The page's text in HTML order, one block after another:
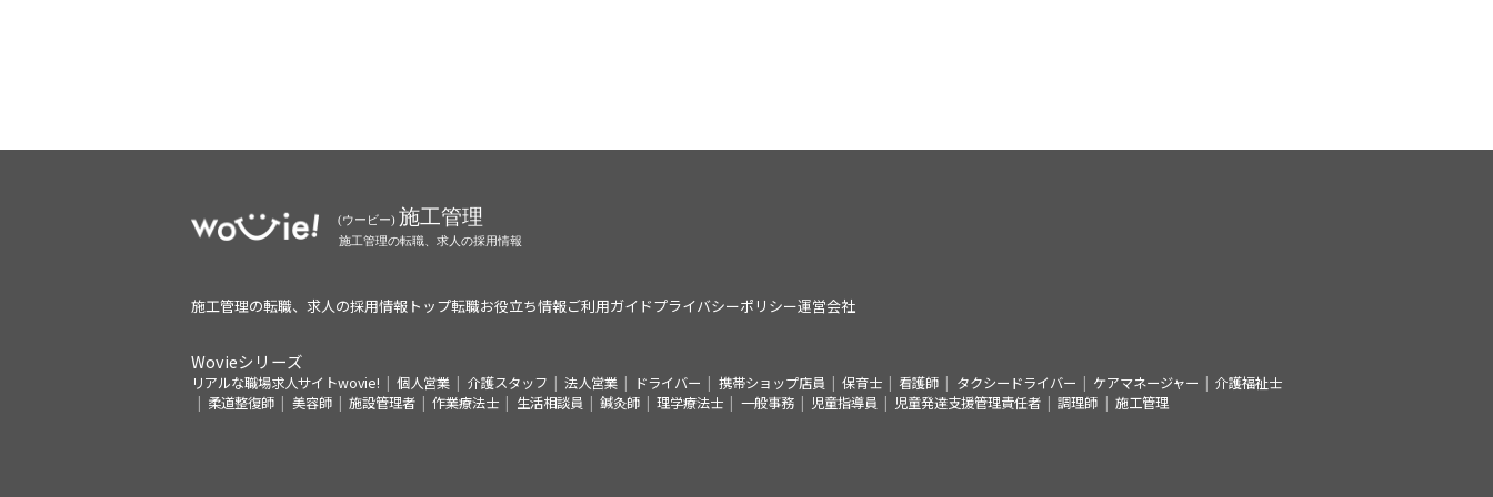
施工管理の転職、求人の採用情報トップ転職お役立ち情報ご利用ガイドプライバシーポリシー運営会社
Wovieシリーズ
リアルな職場求人サイトwovie! 個人営業 介護スタッフ 法人営業 ドライバー 携帯ショップ店員 保育士 看護師 タクシードライバー ケアマネージャー
介護福祉士
柔道整復師
美容師 施設管理者 作業療法士 生活相談員 鍼灸師 理学療法士 一般事務 児童指導員 児童発達支援管理責任者 調理師 施工管理